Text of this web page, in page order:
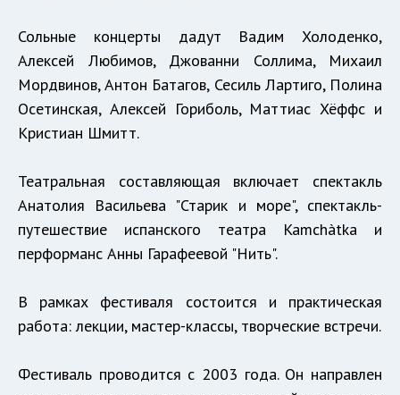
Сольные концерты дадут Вадим Холоденко,
Алексей Любимов, Джованни Соллима, Михаил
Мордвинов, Антон Батагов, Сесиль Лартиго, Полина
Осетинская, Алексей Гориболь, Маттиас Хёффс и
Кристиан Шмитт.
Театральная составляющая включает спектакль
Анатолия Васильева "Старик и море", спектакль-
путешествие испанского театра Kamchàtka и
перформанс Анны Гарафеевой "Нить".
В рамках фестиваля состоится и практическая
работа: лекции, мастер-классы, творческие встречи.
Фестиваль проводится с 2003 года. Он направлен